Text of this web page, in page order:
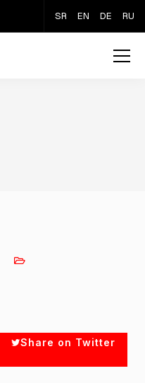
SR EN DE RU
Share on Twitter